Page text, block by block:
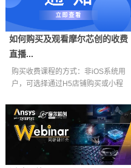
如何购买及观看摩尔芯创的收费
直播...
购买收费课程的方式：非iOS系统用
户，可选择通过H5店铺购买或小程